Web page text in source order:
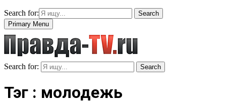
Search for:
Search
Primary Menu
Search for: Search
Тэг : молодежь